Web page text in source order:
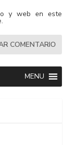
y web en este
MENU